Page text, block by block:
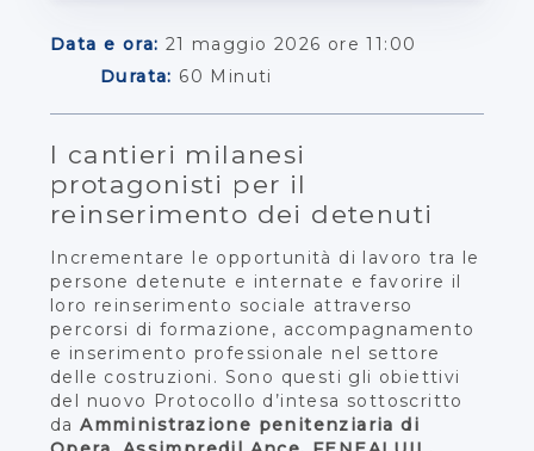
Data e ora: 21 maggio 2026 ore 11:00
Durata: 60 Minuti
I cantieri milanesi
protagonisti per il
reinserimento dei detenuti
Incrementare le opportunità di lavoro tra le
persone detenute e internate e favorire il
loro reinserimento sociale attraverso
percorsi di formazione, accompagnamento
e inserimento professionale nel settore
delle costruzioni. Sono questi gli obiettivi
del nuovo Protocollo d’intesa sottoscritto
daAmministrazione penitenziaria di